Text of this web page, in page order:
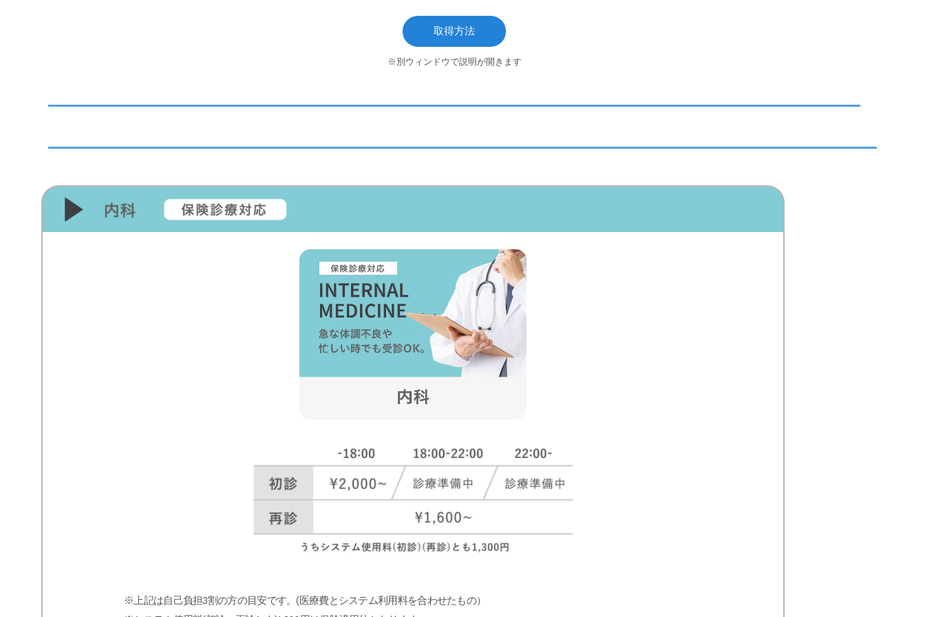
取得方法
※別ウィンドウで説明が開きます
※上記は自己負担3割の方の目安です。(医療費とシステム利用料を合わせたもの）